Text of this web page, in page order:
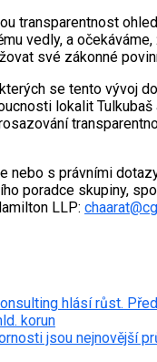
transparentnost
vedly, a
své zákonné
se tento vývoj
lokalit
nebo s právními
poradce skupiny,
LLP:
hlásí růst.
korun
jsou nejnovější